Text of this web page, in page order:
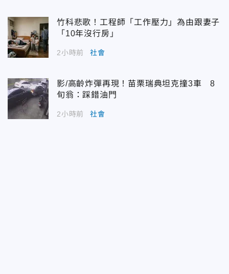
竹科悲歌！工程師「工作壓力」為由跟妻子
「10年沒行房」
2小時前 社會
影/高齡炸彈再現！苗栗瑞典坦克撞3車 8
旬翁：踩錯油門
2小時前 社會